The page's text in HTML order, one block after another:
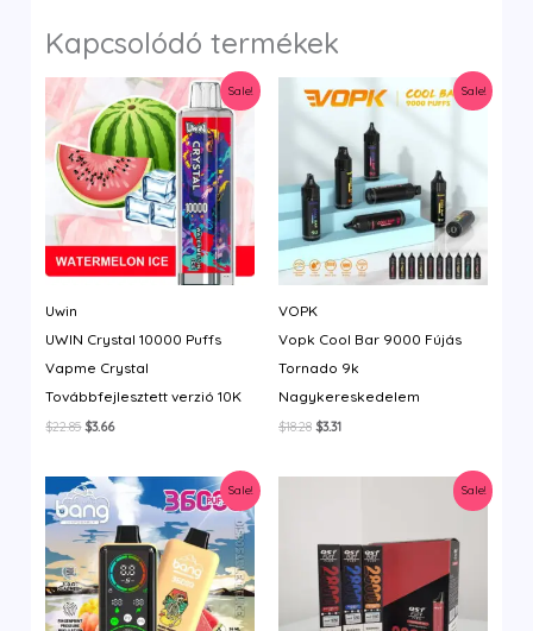
Kapcsolódó termékek
Sale!
Uwin
UWIN Crystal 10000 Puffs
Vapme Crystal
Továbbfejlesztett verzió 10K
$22.85 Original
$22.85.
$3.66Current
$3.66.
Sale!
VOPK
Vopk Cool Bar 9000 Fújás
Tornado 9k
Nagykereskedelem
$18.28 Original
$18.28.
$3.31Current
$3.31.
Sale! Sale!